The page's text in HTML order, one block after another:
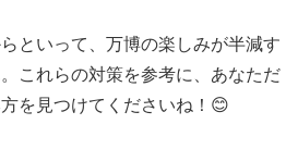
といって、万博の楽しみが半減す
これらの対策を参考に、あなただ
を見つけてくださいね！😊